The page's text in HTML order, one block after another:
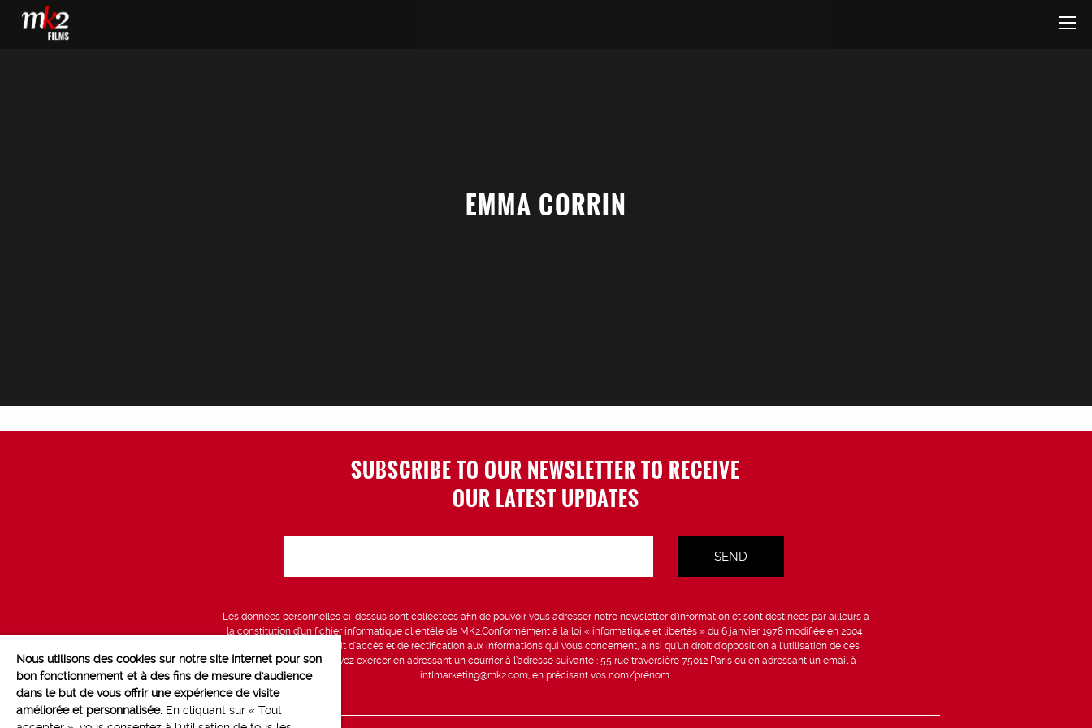
EMMA CORRIN
SUBSCRIBE TO OUR NEWSLETTER TO RECEIVE
OUR LATEST UPDATES
Les données personnelles ci-dessus sont collectées afin de pouvoir vous adresser notre newsletter d’information et sont destinées par ailleurs à
la constitution d’un fichier informatique clientèle de MK2.Conformément à la loi « informatique et libertés » du 6 janvier 1978 modifiée en 2004,
vous bénéficiez d’un droit d’accès et de rectification aux informations qui vous concernent, ainsi qu’un droit d’opposition à l’utilisation de ces
données, que vous pouvez exercer en adressant un courrier à l’adresse suivante : 55 rue traversière 75012 Paris ou en adressant un email à
intlmarketing@mk2.com, en précisant vos nom/prénom.
Nous utilisons des cookies sur notre site Internet pour son
bon fonctionnement et à des fins de mesure d'audience
dans le but de vous offrir une expérience de visite
améliorée et personnalisée. En cliquant sur « Tout